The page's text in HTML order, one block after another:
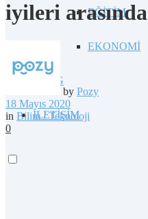
EĞİTİM
EKONOMİ
BLOG
İLETİŞİM
iyileri arasında
by Pozy
18 Mayıs 2020
in Bilim / Teknoloji
0